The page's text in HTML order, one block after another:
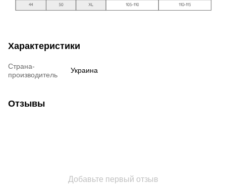
Характеристики
Страна-
производитель
Украина
Отзывы
Добавьте первый отзыв